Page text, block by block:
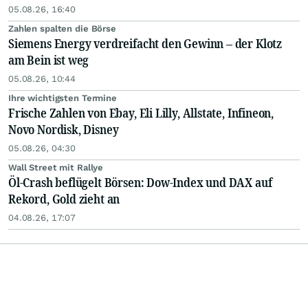
05.08.26, 16:40
Zahlen spalten die Börse
Siemens Energy verdreifacht den Gewinn – der Klotz
am Bein ist weg
05.08.26, 10:44
Ihre wichtigsten Termine
Frische Zahlen von Ebay, Eli Lilly, Allstate, Infineon,
Novo Nordisk, Disney
05.08.26, 04:30
Wall Street mit Rallye
Öl-Crash beflügelt Börsen: Dow-Index und DAX auf
Rekord, Gold zieht an
04.08.26, 17:07